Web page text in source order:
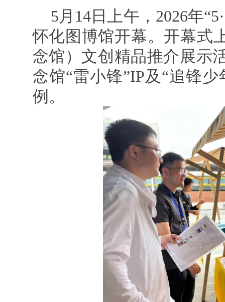
5月14日上午，2026年
怀化图博馆开幕。开幕式
念馆）文创精品推介展示
念馆“雷小锋”IP及“追锋
例。